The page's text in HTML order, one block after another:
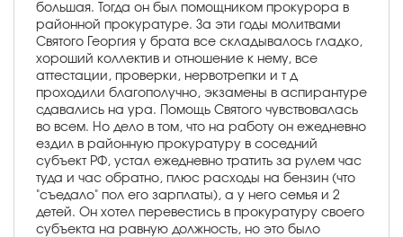
большая. Тогда он был помощником прокурора в
районной прокуратуре. За эти годы молитвами
Святого Георгия у брата все складывалось гладко,
хороший коллектив и отношение к нему, все
аттестации, проверки, нервотрепки и т д
проходили благополучно, экзамены в аспирантуре
сдавались на ура. Помощь Святого чувствовалась
во всем. Но дело в том, что на работу он ежедневно
ездил в районную прокуратуру в соседний
субъект РФ, устал ежедневно тратить за рулем час
туда и час обратно, плюс расходы на бензин (что
"съедало" пол его зарплаты), а у него семья и 2
детей. Он хотел перевестись в прокуратуру своего
субъекта на равную должность, но это было